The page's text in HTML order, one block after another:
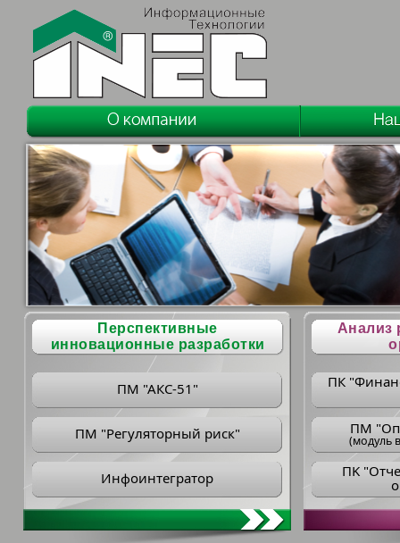
Перспективные
инновационные разработки
ПМ "АКС-51"
ПМ "Регуляторный риск"
Инфоинтегратор
Анализ
ПК
ПM
(модуль
ПK